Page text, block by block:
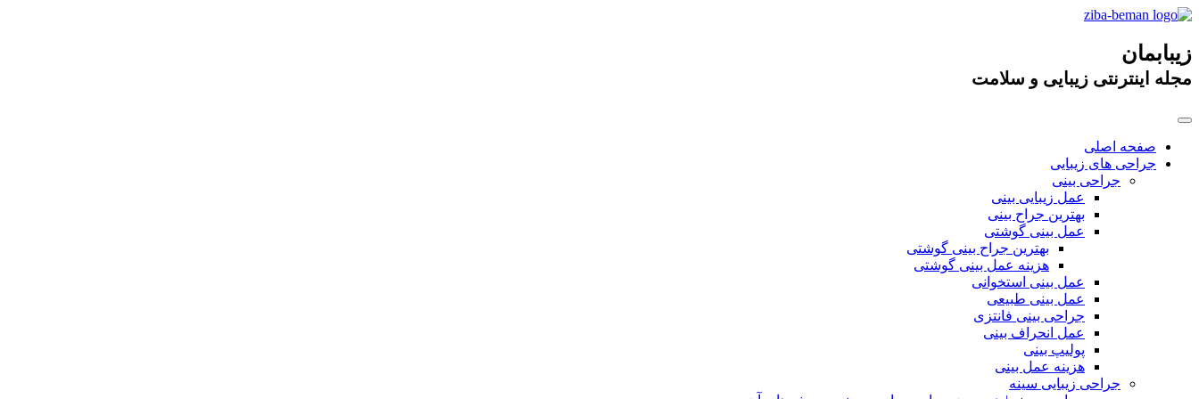
زیبابمان
مجله اینترنتی زیبایی و سلامت
صفحه اصلی
جراحی های زیبایی
جراحی بینی
عمل زیبایی بینی
بهترین جراح بینی
عمل بینی گوشتی
بهترین جراح بینی گوشتی
هزینه عمل بینی گوشتی
عمل بینی استخوانی
عمل بینی طبیعی
جراحی بینی فانتزی
عمل انحراف بینی
پولیپ بینی
هزینه عمل بینی
جراحی زیبایی سینه